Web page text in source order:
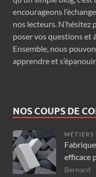
encourageons
nos lecteurs. N’hésitez
poser vos questions et
Ensemble, nous
apprendre et
NOS COUPS DE
MÉTIERS
efficace
Bernard